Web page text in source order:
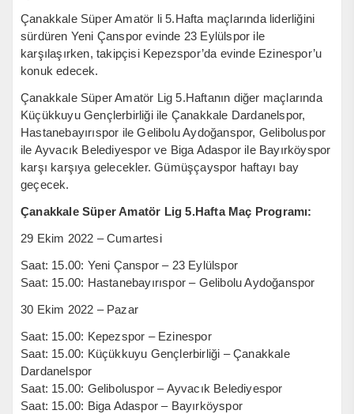
Çanakkale Süper Amatör li 5.Hafta maçlarında liderliğini
sürdüren Yeni Çanspor evinde 23 Eylülspor ile
karşılaşırken, takipçisi Kepezspor’da evinde Ezinespor’u
konuk edecek.
Çanakkale Süper Amatör Lig 5.Haftanın diğer maçlarında
Küçükkuyu Gençlerbirliği ile Çanakkale Dardanelspor,
Hastanebayırıspor ile Gelibolu Aydoğanspor, Geliboluspor
ile Ayvacık Belediyespor ve Biga Adaspor ile Bayırköyspor
karşı karşıya gelecekler. Gümüşçayspor haftayı bay
geçecek.
Çanakkale Süper Amatör Lig 5.Hafta Maç Programı:
29 Ekim 2022 – Cumartesi
Saat: 15.00: Yeni Çanspor – 23 Eylülspor
Saat: 15.00: Hastanebayırıspor – Gelibolu Aydoğanspor
30 Ekim 2022 – Pazar
Saat: 15.00: Kepezspor – Ezinespor
Saat: 15.00: Küçükkuyu Gençlerbirliği – Çanakkale
Dardanelspor
Saat: 15.00: Geliboluspor – Ayvacık Belediyespor
Saat: 15.00: Biga Adaspor – Bayırköyspor